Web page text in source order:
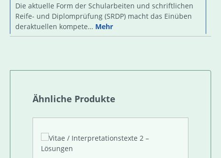
Die aktuelle Form der Schularbeiten und schriftlichen
Reife- und Diplomprüfung (SRDP) macht das Einüben
deraktuellen kompete… Mehr
Produktgalerie überspringen
Ähnliche Produkte